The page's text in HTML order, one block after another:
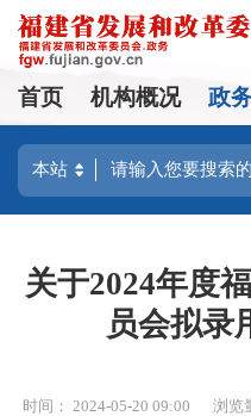
首页 机构概况 政
关于2024年度
员会拟录
时间： 2024-05-20 09:00 浏览